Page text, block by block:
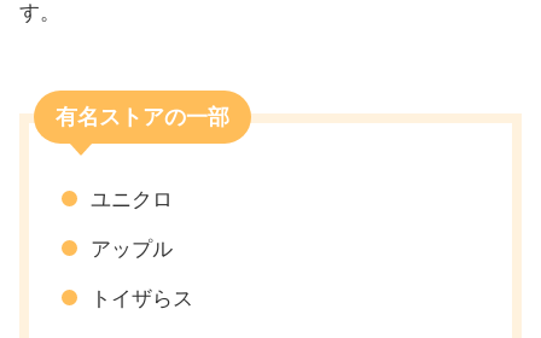
す。
有名ストアの一部
ユニクロ
アップル
トイザらス